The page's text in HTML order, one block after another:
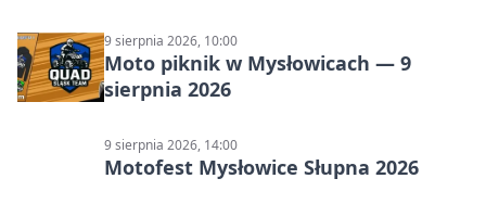
9 sierpnia 2026, 10:00
Moto piknik w Mysłowicach — 9
sierpnia 2026
9 sierpnia 2026, 14:00
Motofest Mysłowice Słupna 2026